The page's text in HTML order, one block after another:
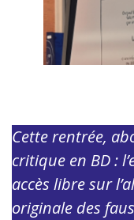
Cette rentrée,
critique en BD :
accès libre sur
originale des